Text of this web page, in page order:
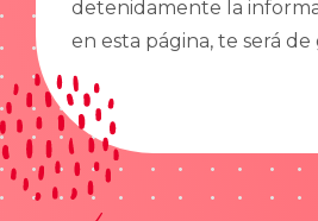
detenidamente la
en esta página, te será